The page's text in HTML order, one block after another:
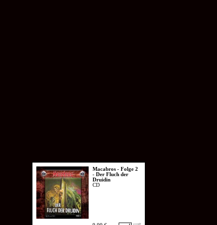
Macabros - Folge 2
- Der Fluch der
Druidin
CD